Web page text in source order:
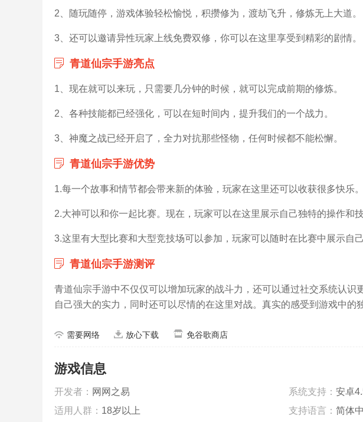
2、随玩随停，游戏体验轻松愉悦，积攒修为，渡劫飞升，修炼无上大道。
3、还可以邀请异性玩家上线免费双修，你可以在这里享受到精彩的剧情。
青道仙宗手游亮点
1、现在就可以来玩，只需要几分钟的时候，就可以完成前期的修炼。
2、各种技能都已经强化，可以在短时间内，提升我们的一个战力。
3、神魔之战已经开启了，全力对抗那些怪物，任何时候都不能松懈。
青道仙宗手游优势
1.每一个故事和情节都会带来新的体验，玩家在这里还可以收获很多快乐。
2.大神可以和你一起比赛。现在，玩家可以在这里展示自己独特的操作和技
3.这里有大型比赛和大型竞技场可以参加，玩家可以随时在比赛中展示自己
青道仙宗手游测评
青道仙宗手游中不仅仅可以增加玩家的战斗力，还可以通过社交系统认识
自己强大的实力，同时还可以尽情的在这里对战。真实的感受到游戏中的
需要网络 放心下载 免谷歌商店
游戏信息
开发者： 网网之易 系统支持： 安卓
适用人群： 18岁以上 支持语言： 简体